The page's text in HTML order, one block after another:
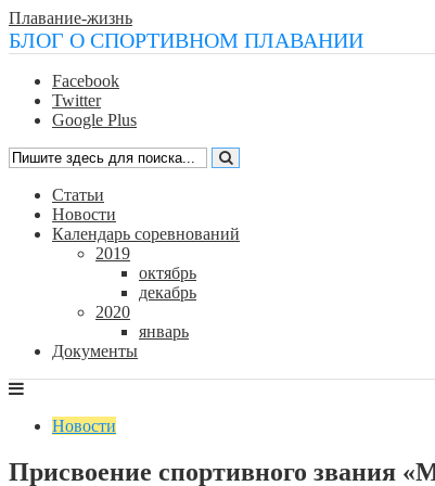
Плавание-жизнь
БЛОГ О СПОРТИВНОМ ПЛАВАНИИ
Facebook
Twitter
Google Plus
Статьи
Новости
Календарь соревнований
2019
октябрь
декабрь
2020
январь
Документы
Новости
Присвоение спортивного звания